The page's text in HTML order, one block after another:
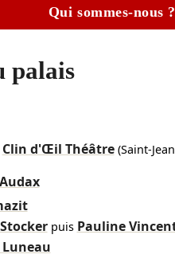
Qui sommes-nous ?
palais
Clin d'Œil Théâtre(Saint-
puis Pauline